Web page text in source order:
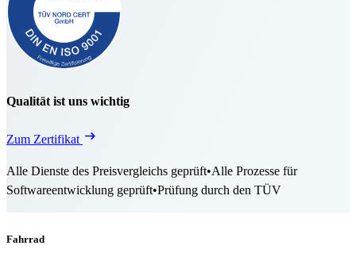
Qualität ist uns wichtig
Zum Zertifikat
Alle Dienste des Preisvergleichs geprüft•Alle Prozesse für
Softwareentwicklung geprüft•Prüfung durch den TÜV
Fahrrad